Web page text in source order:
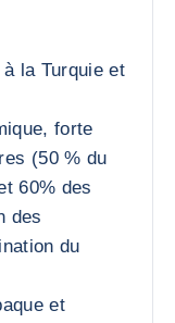
la Turquie et
forte
(50 % du
60% des
des
du
et